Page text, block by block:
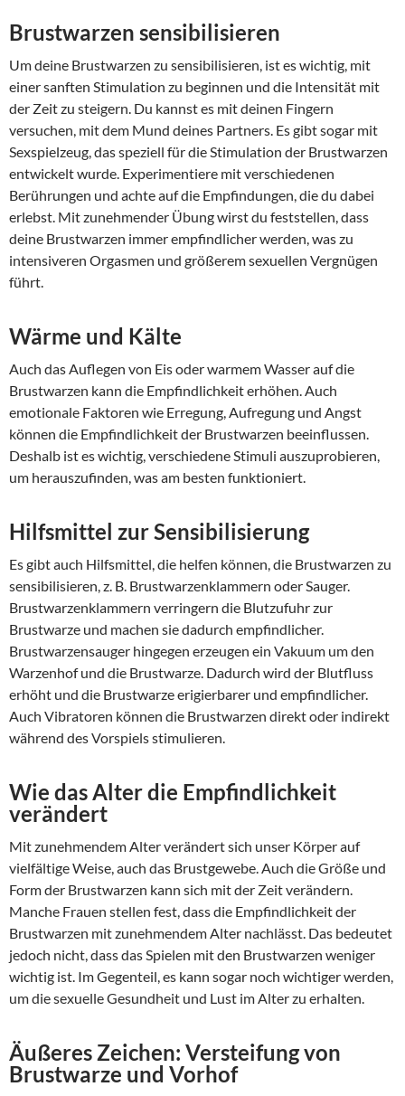
Brustwarzen sensibilisieren
Um deine Brustwarzen zu sensibilisieren, ist es wichtig, mit
einer sanften Stimulation zu beginnen und die Intensität mit
der Zeit zu steigern. Du kannst es mit deinen Fingern
versuchen, mit dem Mund deines Partners. Es gibt sogar mit
Sexspielzeug, das speziell für die Stimulation der Brustwarzen
entwickelt wurde. Experimentiere mit verschiedenen
Berührungen und achte auf die Empfindungen, die du dabei
erlebst. Mit zunehmender Übung wirst du feststellen, dass
deine Brustwarzen immer empfindlicher werden, was zu
intensiveren Orgasmen und größerem sexuellen Vergnügen
führt.
Wärme und Kälte
Auch das Auflegen von Eis oder warmem Wasser auf die
Brustwarzen kann die Empfindlichkeit erhöhen. Auch
emotionale Faktoren wie Erregung, Aufregung und Angst
können die Empfindlichkeit der Brustwarzen beeinflussen.
Deshalb ist es wichtig, verschiedene Stimuli auszuprobieren,
um herauszufinden, was am besten funktioniert.
Hilfsmittel zur Sensibilisierung
Es gibt auch Hilfsmittel, die helfen können, die Brustwarzen zu
sensibilisieren, z. B. Brustwarzenklammern oder Sauger.
Brustwarzenklammern verringern die Blutzufuhr zur
Brustwarze und machen sie dadurch empfindlicher.
Brustwarzensauger hingegen erzeugen ein Vakuum um den
Warzenhof und die Brustwarze. Dadurch wird der Blutfluss
erhöht und die Brustwarze erigierbarer und empfindlicher.
Auch Vibratoren können die Brustwarzen direkt oder indirekt
während des Vorspiels stimulieren.
Wie das Alter die Empfindlichkeit
verändert
Mit zunehmendem Alter verändert sich unser Körper auf
vielfältige Weise, auch das Brustgewebe. Auch die Größe und
Form der Brustwarzen kann sich mit der Zeit verändern.
Manche Frauen stellen fest, dass die Empfindlichkeit der
Brustwarzen mit zunehmendem Alter nachlässt. Das bedeutet
jedoch nicht, dass das Spielen mit den Brustwarzen weniger
wichtig ist. Im Gegenteil, es kann sogar noch wichtiger werden,
um die sexuelle Gesundheit und Lust im Alter zu erhalten.
Äußeres Zeichen: Versteifung von
Brustwarze und Vorhof